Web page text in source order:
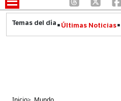
Últimas Noticias